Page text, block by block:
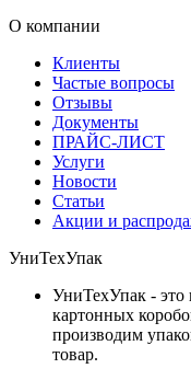
О компании
Клиенты
Частые вопросы
Отзывы
Документы
ПРАЙС-ЛИСТ
Услуги
Новости
Статьи
Акции и
УниТехУпак
УниТехУпак - это
картонных
производим
товар.